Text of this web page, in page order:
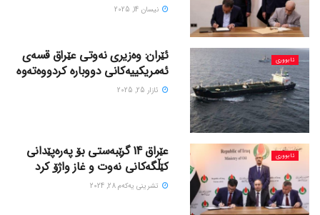
نیسان 14, 2025
ئابووری
ئێران: وەزیری نەوتی عێراق قسەی
ئەمریکییەکانی دووبارە کردووەتەوە
ئازار 25, 2025
ئابووری
عێراق 14 گرێبەستی بۆ پەرەپێدانی
کێڵگەکانی نەوت و غاز واژۆ کرد
تشرینی یه‌كه‌م 28, 2024